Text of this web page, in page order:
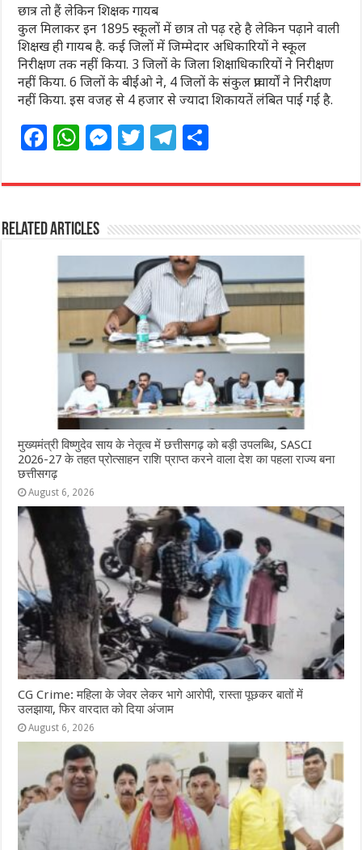
छात्र तो हैं लेकिन शिक्षक गायब
कुल मिलाकर इन 1895 स्कूलों में छात्र तो पढ़ रहे है लेकिन पढ़ाने वाली
शिक्षख ही गायब है. कई जिलों में जिम्मेदार अधिकारियों ने स्कूल
निरीक्षण तक नहीं किया. 3 जिलों के जिला शिक्षाधिकारियों ने निरीक्षण
नहीं किया. 6 जिलों के बीईओ ने, 4 जिलों के संकुल प्राचार्यों ने निरीक्षण
नहीं किया. इस वजह से 4 हजार से ज्यादा शिकायतें लंबित पाई गई है.
F
c
e
b
o
o
k
W
at
s
A
p
p
M
ss
n
g
e
r
T
itt
r
T
e
ra
m
ar
Related Articles
मुख्यमंत्री विष्णुदेव साय के नेतृत्व में छत्तीसगढ़ को बड़ी उपलब्धि, SASCI
2026-27 के तहत प्रोत्साहन राशि प्राप्त करने वाला देश का पहला राज्य बना
छत्तीसगढ़
August 6, 2026
CG Crime: महिला के जेवर लेकर भागे आरोपी, रास्ता पूछकर बातों में
उलझाया, फिर वारदात को दिया अंजाम
August 6, 2026